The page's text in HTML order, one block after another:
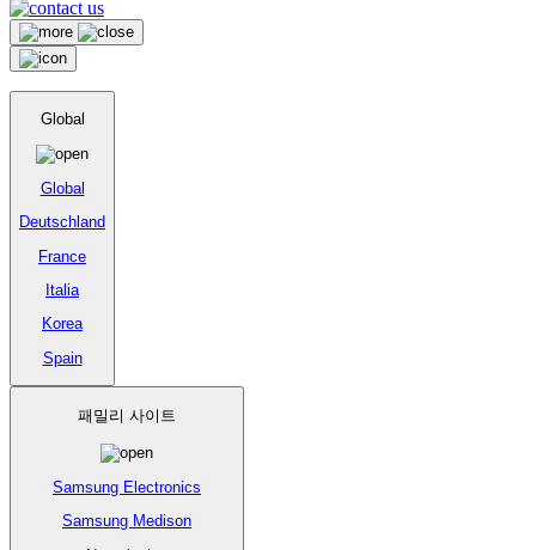
Global
Global
Deutschland
France
Italia
Korea
Spain
패밀리 사이트
Samsung Electronics
Samsung Medison